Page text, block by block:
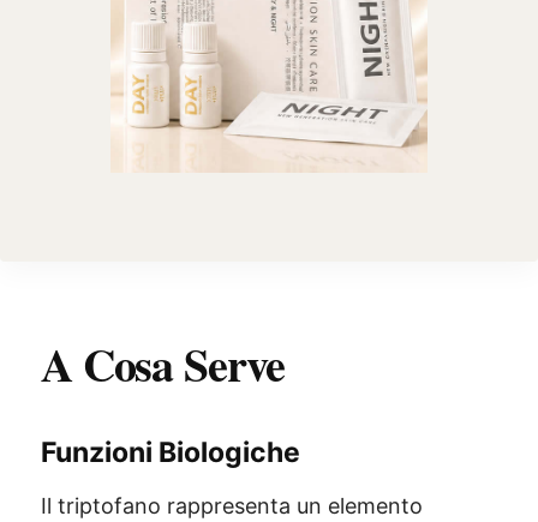
A Cosa Serve
Funzioni Biologiche
Il triptofano rappresenta un elemento